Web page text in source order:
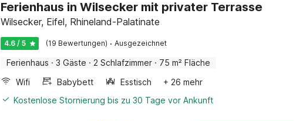
Ferienhaus in Wilsecker mit privater Terrasse
Wilsecker, Eifel, Rhineland-Palatinate
4.6 / 5 (19 Bewertungen) · Ausgezeichnet
Ferienhaus · 3 Gäste · 2 Schlafzimmer · 75 m² Fläche
Wifi
Babybett Esstisch
+ 26 mehr
Kostenlose Stornierung bis zu 30 Tage vor Ankunft